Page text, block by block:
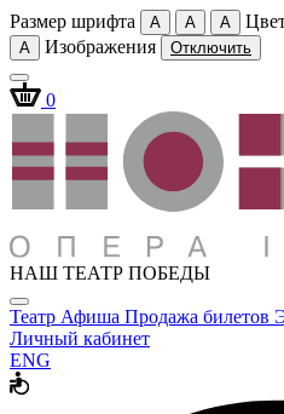
Размер шрифта A A A
A
Изображения Отключить
0
НАШ ТЕАТР ПОБЕДЫ
Театр Афиша Продажа билетов
Личный кабинет
ENG